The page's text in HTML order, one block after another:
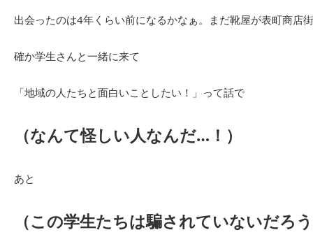
出会ったのは4年くらい前になるかなぁ。まだ靴屋が表町商店
確か学生さんと一緒に来て
「地域の人たちと面白いことしたい！」って話で
（なんて怪しい人なんだ…！）
あと
（この学生たちは騙されていないだろ